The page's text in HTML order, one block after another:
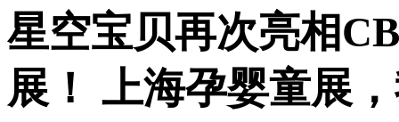
星空宝贝再次亮相
展！ 上海孕婴童展